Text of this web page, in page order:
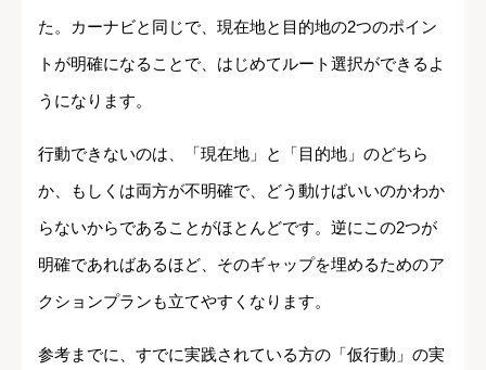
た。カーナビと同じで、現在地と目的地の2つのポイン
トが明確になることで、はじめてルート選択ができるよ
うになります。
行動できないのは、「現在地」と「目的地」のどちら
か、もしくは両方が不明確で、どう動けばいいのかわか
らないからであることがほとんどです。逆にこの2つが
明確であればあるほど、そのギャップを埋めるためのア
クションプランも立てやすくなります。
参考までに、すでに実践されている方の「仮行動」の実